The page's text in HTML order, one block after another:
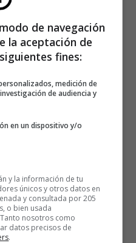
de navegación
la aceptación de
fines:
medición de
de audiencia y
en un dispositivo y/o
y la información de tu
únicos y otros datos en
y consultada por 205
o bien usada
nosotros como
datos precisos de
.